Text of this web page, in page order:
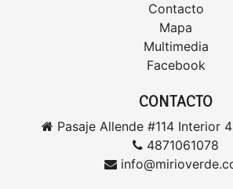
Contacto
Mapa
Multimedia
Facebook
CONTACTO
Pasaje Allende #114 Interior
4871061078